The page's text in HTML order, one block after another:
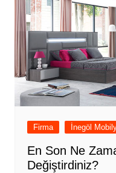
Firma İnegöl
En Son Ne
Değiştirdiniz?